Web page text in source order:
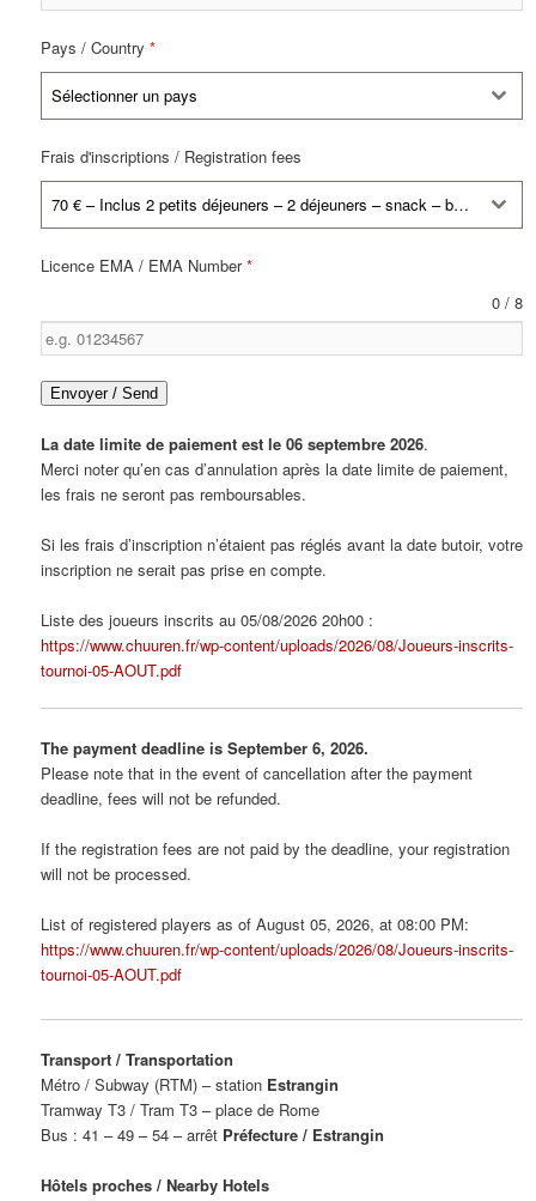
Pays / Country*
Sélectionner un pays
Frais d'inscriptions / Registration fees
70 € – Inclus 2 petits déjeuners – 2 déjeuners – snack – boissons. Si végétarien merci de le préciser par mail
Licence EMA / EMA Number*
0 / 8
Envoyer / Send
La date limite de paiement est le 06 septembre 2026.
Merci noter qu’en cas d’annulation après la date limite de paiement,
les frais ne seront pas remboursables.
Si les frais d’inscription n’étaient pas réglés avant la date butoir, votre
inscription ne serait pas prise en compte.
Liste des joueurs inscrits au 05/08/2026 20h00 :
https://www.chuuren.fr/wp-content/uploads/2026/08/Joueurs-inscrits-
tournoi-05-AOUT.pdf
The payment deadline is September 6, 2026.
Please note that in the event of cancellation after the payment
deadline, fees will not be refunded.
If the registration fees are not paid by the deadline, your registration
will not be processed.
List of registered players as of August 05, 2026, at 08:00 PM:
https://www.chuuren.fr/wp-content/uploads/2026/08/Joueurs-inscrits-
tournoi-05-AOUT.pdf
Transport / Transportation
Métro / Subway (RTM) – station Estrangin
Tramway T3 / Tram T3 – place de Rome
Bus : 41 – 49 – 54 – arrêt Préfecture / Estrangin
Hôtels proches / Nearby Hotels